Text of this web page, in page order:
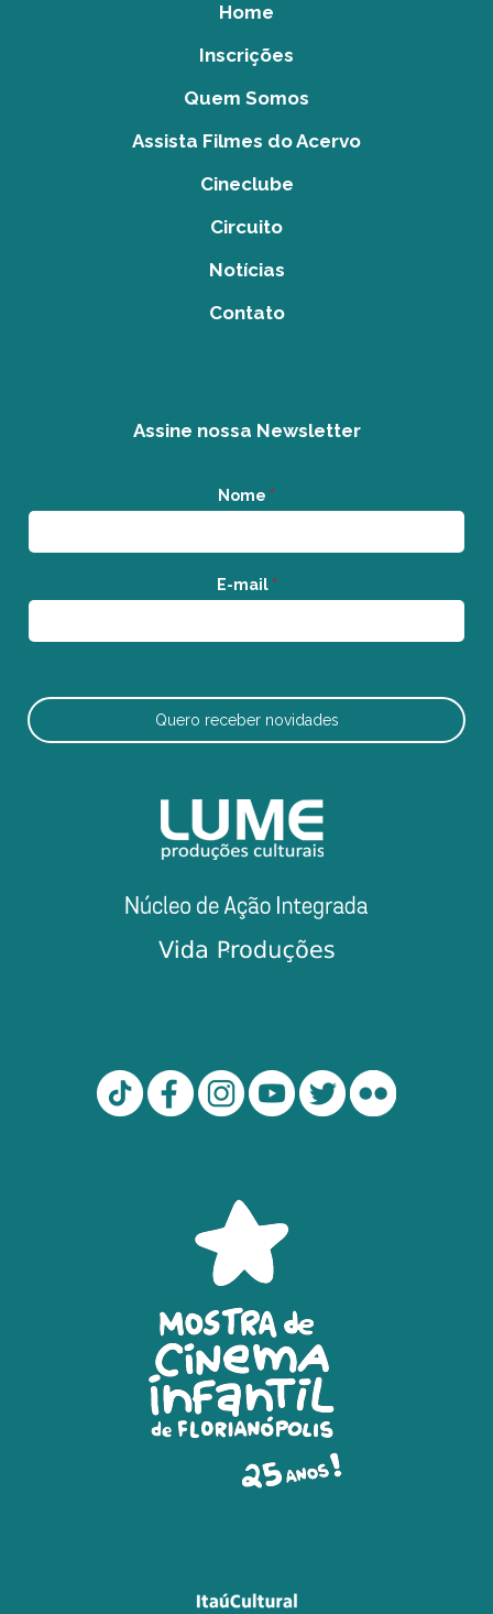
Home
Inscrições
Quem Somos
Assista Filmes do Acervo
Cineclube
Circuito
Notícias
Contato
Assine nossa Newsletter
Nome *
E-mail *
Quero receber novidades